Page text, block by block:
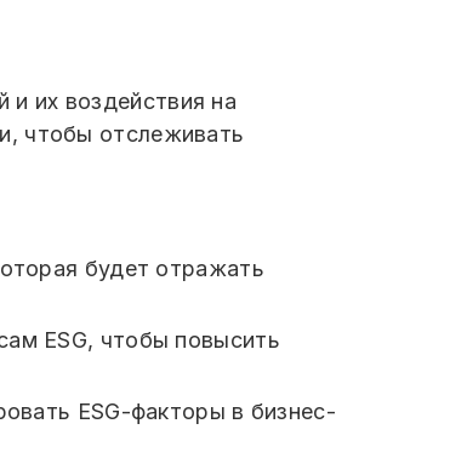
и их воздействия на
чтобы отслеживать
будет отражать
ESG, чтобы повысить
ESG-факторы в бизнес-